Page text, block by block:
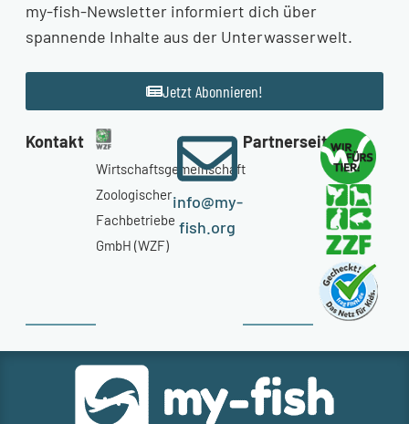
my-fish-Newsletter informiert dich über
spannende Inhalte aus der Unterwasserwelt.
Jetzt Abonnieren!
Kontakt
Wirtschaftsgemeinschaft
Zoologischer
Fachbetriebe
GmbH (WZF)
info@my-
fish.org
Partnerseiten